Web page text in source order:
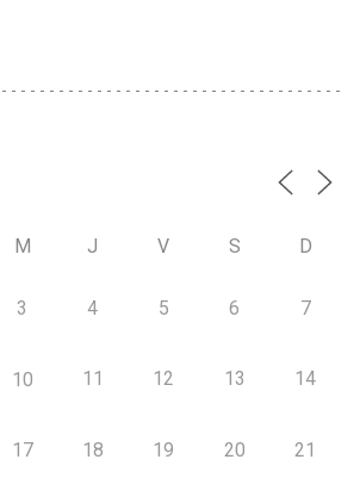
M J V S D
3 4 5 6 7
10 11 12 13 14
17 18 19 20 21